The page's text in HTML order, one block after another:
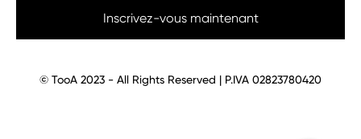
Inscrivez-vous maintenant
© TooA 2023 - All Rights Reserved | P.IVA 02823780420